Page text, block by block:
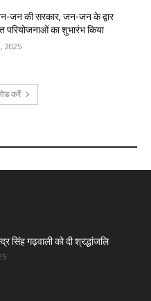
जन की सरकार, जन-जन के द्वार
परियोजनाओं का शुभारंभ किया
2025
करें
सिंह गढ़वाली को दी श्रद्धांजलि